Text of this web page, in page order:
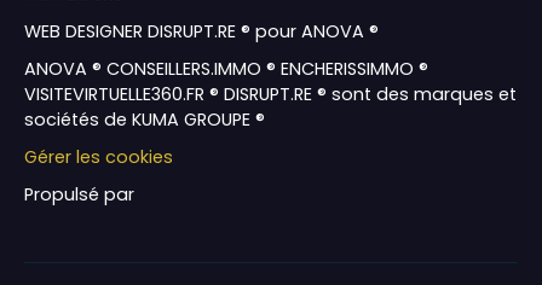
WEB DESIGNER DISRUPT.RE ® pour ANOVA ®
ANOVA ® CONSEILLERS.IMMO ® ENCHERISSIMMO ®
VISITEVIRTUELLE360.FR ® DISRUPT.RE ® sont des marques et
sociétés de KUMA GROUPE ®
Gérer les cookies
Propulsé par